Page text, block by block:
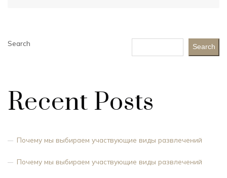
Search Search
Recent Posts
Почему мы выбираем участвующие виды развлечений
Почему мы выбираем участвующие виды развлечений